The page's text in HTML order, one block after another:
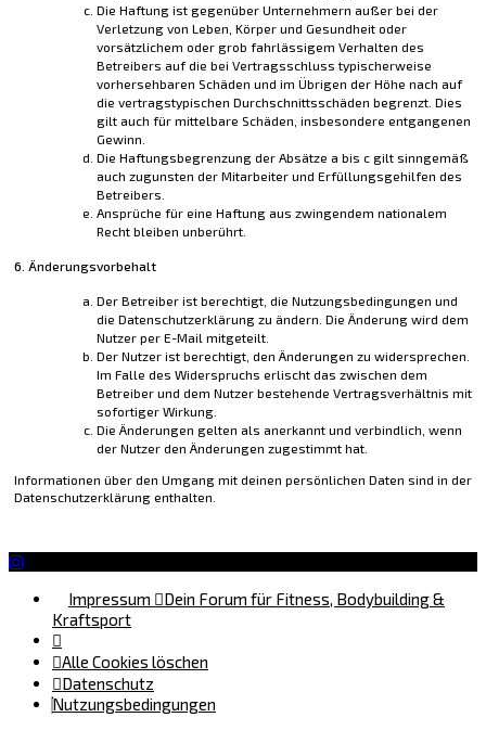
Die Haftung ist gegenüber Unternehmern außer bei der
Verletzung von Leben, Körper und Gesundheit oder
vorsätzlichem oder grob fahrlässigem Verhalten des
Betreibers auf die bei Vertragsschluss typischerweise
vorhersehbaren Schäden und im Übrigen der Höhe nach auf
die vertragstypischen Durchschnittsschäden begrenzt. Dies
gilt auch für mittelbare Schäden, insbesondere entgangenen
Gewinn.
Die Haftungsbegrenzung der Absätze a bis c gilt sinngemäß
auch zugunsten der Mitarbeiter und Erfüllungsgehilfen des
Betreibers.
Ansprüche für eine Haftung aus zwingendem nationalem
Recht bleiben unberührt.
6. Änderungsvorbehalt
Der Betreiber ist berechtigt, die Nutzungsbedingungen und
die Datenschutzerklärung zu ändern. Die Änderung wird dem
Nutzer per E-Mail mitgeteilt.
Der Nutzer ist berechtigt, den Änderungen zu widersprechen.
Im Falle des Widerspruchs erlischt das zwischen dem
Betreiber und dem Nutzer bestehende Vertragsverhältnis mit
sofortiger Wirkung.
Die Änderungen gelten als anerkannt und verbindlich, wenn
der Nutzer den Änderungen zugestimmt hat.
Informationen über den Umgang mit deinen persönlichen Daten sind in der
Datenschutzerklärung enthalten.
Impressum
Dein Forum für Fitness, Bodybuilding &
Kraftsport
Alle Cookies löschen
Datenschutz
Nutzungsbedingungen